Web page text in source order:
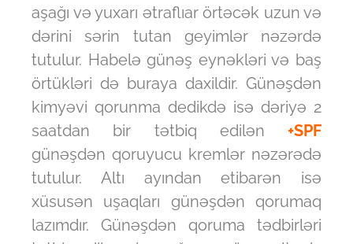
aşağı və yuxarı ətraflıar örtəcək uzun və
dərini sərin tutan geyimlər nəzərdə
tutulur. Habelə günəş eynəkləri və baş
örtükləri də buraya daxildir. Günəşdən
kimyəvi qorunma dedikdə isə dəriyə 2
saatdan bir tətbiq edilən +SPF
günəşdən qoruyucu kremlər nəzərədə
tutulur. Altı ayından etibarən isə
xüsusən uşaqları günəşdən qorumaq
lazımdır. Günəşdən qoruma tədbirləri